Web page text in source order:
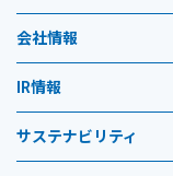
会社情報
IR情報
サステナビリティ